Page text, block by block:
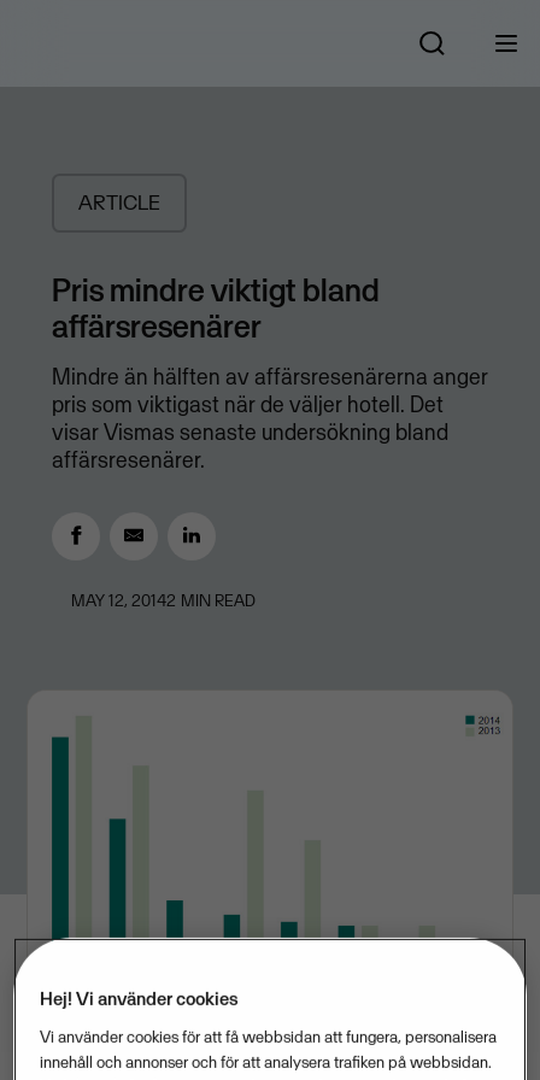
ARTICLE
Pris mindre viktigt bland
affärsresenärer
Mindre än hälften av affärsresenärerna anger
pris som viktigast när de väljer hotell. Det
visar Vismas senaste undersökning bland
affärsresenärer.
MAY 12, 20142 MIN READ
Hej! Vi använder cookies
Vi använder cookies för att få webbsidan att fungera, personalisera
innehåll och annonser och för att analysera trafiken på webbsidan.